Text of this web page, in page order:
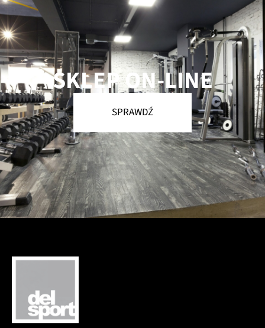
SKLEP ON-LINE
SPRAWDŹ